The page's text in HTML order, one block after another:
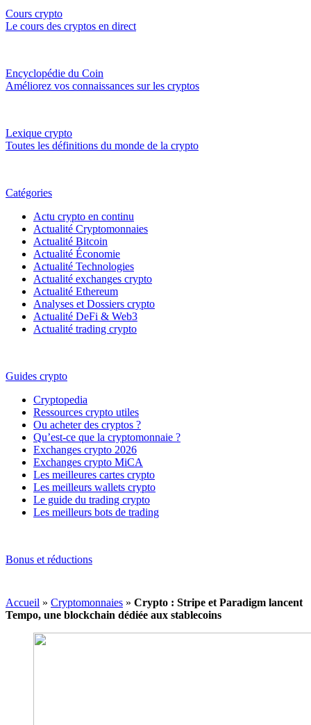
Cours crypto
Le cours des cryptos en direct
Encyclopédie du Coin
Améliorez vos connaissances sur les cryptos
Lexique crypto
Toutes les définitions du monde de la crypto
Catégories
Actu crypto en continu
Actualité Cryptomonnaies
Actualité Bitcoin
Actualité Économie
Actualité Technologies
Actualité exchanges crypto
Actualité Ethereum
Analyses et Dossiers crypto
Actualité DeFi & Web3
Actualité trading crypto
Guides crypto
Cryptopedia
Ressources crypto utiles
Ou acheter des cryptos ?
Qu’est-ce que la cryptomonnaie ?
Exchanges crypto 2026
Exchanges crypto MiCA
Les meilleures cartes crypto
Les meilleurs wallets crypto
Le guide du trading crypto
Les meilleurs bots de trading
Bonus et réductions
Accueil » Cryptomonnaies » Crypto : Stripe et Paradigm lancent
Tempo, une blockchain dédiée aux stablecoins